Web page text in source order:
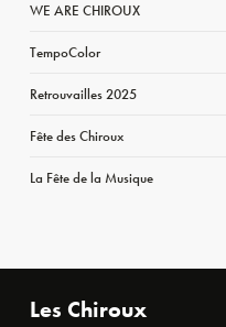
WE ARE CHIROUX
TempoColor
Retrouvailles 2025
Fête des Chiroux
La Fête de la Musique
Les Chiroux